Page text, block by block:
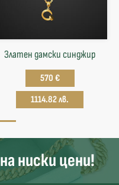
Златен дамски синджир
570 €
1114.82 лв.
на ниски цени!